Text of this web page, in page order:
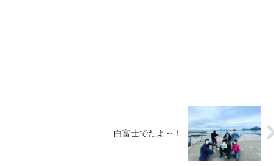
白富士でたよ～！